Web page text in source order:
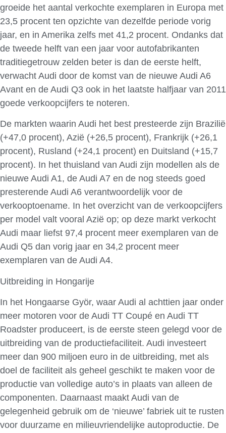
groeide het aantal verkochte exemplaren in Europa met
23,5 procent ten opzichte van dezelfde periode vorig
jaar, en in Amerika zelfs met 41,2 procent. Ondanks dat
de tweede helft van een jaar voor autofabrikanten
traditiegetrouw zelden beter is dan de eerste helft,
verwacht Audi door de komst van de nieuwe Audi A6
Avant en de Audi Q3 ook in het laatste halfjaar van 2011
goede verkoopcijfers te noteren.
De markten waarin Audi het best presteerde zijn Brazilië
(+47,0 procent), Azië (+26,5 procent), Frankrijk (+26,1
procent), Rusland (+24,1 procent) en Duitsland (+15,7
procent). In het thuisland van Audi zijn modellen als de
nieuwe Audi A1, de Audi A7 en de nog steeds goed
presterende Audi A6 verantwoordelijk voor de
verkooptoename. In het overzicht van de verkoopcijfers
per model valt vooral Azië op; op deze markt verkocht
Audi maar liefst 97,4 procent meer exemplaren van de
Audi Q5 dan vorig jaar en 34,2 procent meer
exemplaren van de Audi A4.
Uitbreiding in Hongarije
In het Hongaarse Györ, waar Audi al achttien jaar onder
meer motoren voor de Audi TT Coupé en Audi TT
Roadster produceert, is de eerste steen gelegd voor de
uitbreiding van de productiefaciliteit. Audi investeert
meer dan 900 miljoen euro in de uitbreiding, met als
doel de faciliteit als geheel geschikt te maken voor de
productie van volledige auto’s in plaats van alleen de
componenten. Daarnaast maakt Audi van de
gelegenheid gebruik om de ‘nieuwe’ fabriek uit te rusten
voor duurzame en milieuvriendelijke autoproductie. De